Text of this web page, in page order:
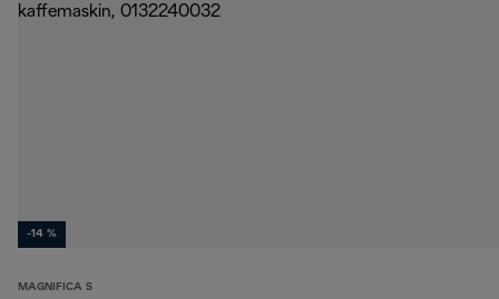
-14 %
MAGNIFICA S